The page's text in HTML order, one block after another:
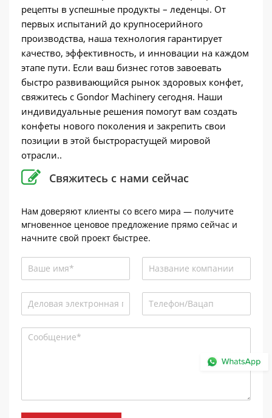
рецепты в успешные продукты – леденцы. От
первых испытаний до крупносерийного
производства, наша технология гарантирует
качество, эффективность, и инновации на каждом
этапе пути. Если ваш бизнес готов завоевать
быстро развивающийся рынок здоровых конфет,
свяжитесь с Gondor Machinery сегодня. Наши
индивидуальные решения помогут вам создать
конфеты нового поколения и закрепить свои
позиции в этой быстрорастущей мировой
отрасли..
Свяжитесь с нами сейчас
Нам доверяют клиенты со всего мира — получите
мгновенное ценовое предложение прямо сейчас и
начните свой проект быстрее.